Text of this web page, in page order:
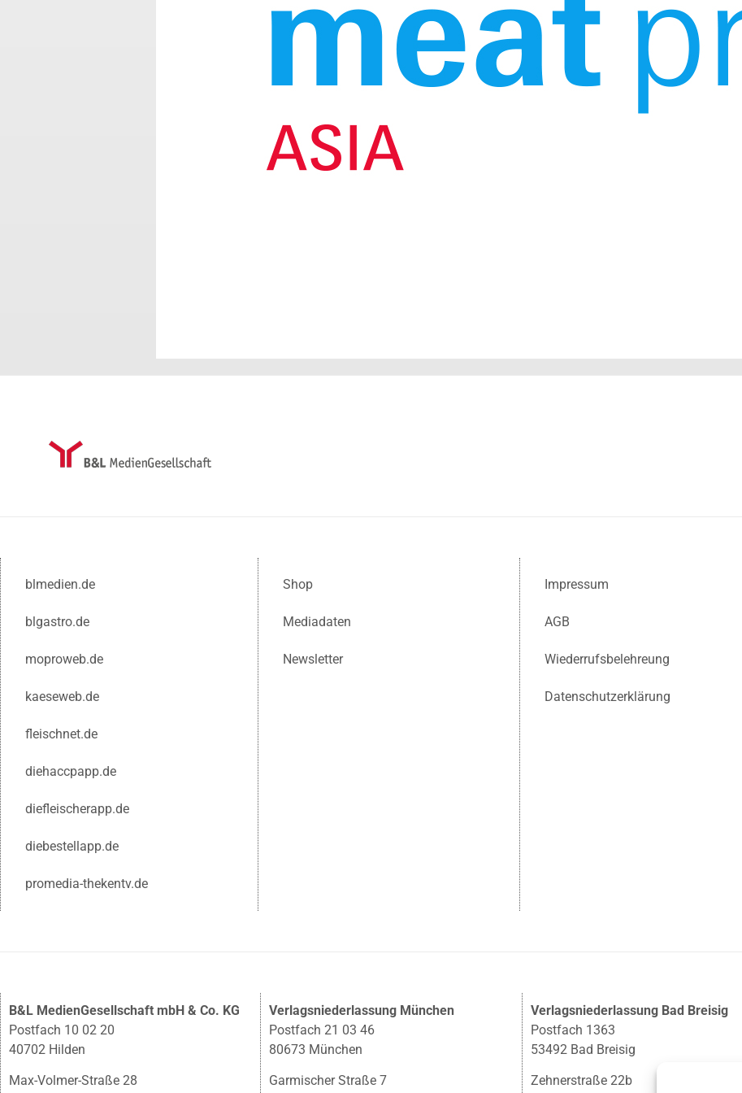
blmedien.de
blgastro.de
moproweb.de
kaeseweb.de
fleischnet.de
diehaccpapp.de
diefleischerapp.de
diebestellapp.de
promedia-thekentv.de
Shop
Mediadaten
Newsletter
Impressum
AGB
Wiederrufsbelehreung
Datenschutzerklärung
B&L MedienGesellschaft mbH & Co. KG
Postfach 10 02 20
40702 Hilden
Max-Volmer-Straße 28
Verlagsniederlassung München
Postfach 21 03 46
80673 München
Garmischer Straße 7
Verlagsniederlassung Bad Breisig
Postfach 1363
53492 Bad Breisig
Zehnerstraße 22b